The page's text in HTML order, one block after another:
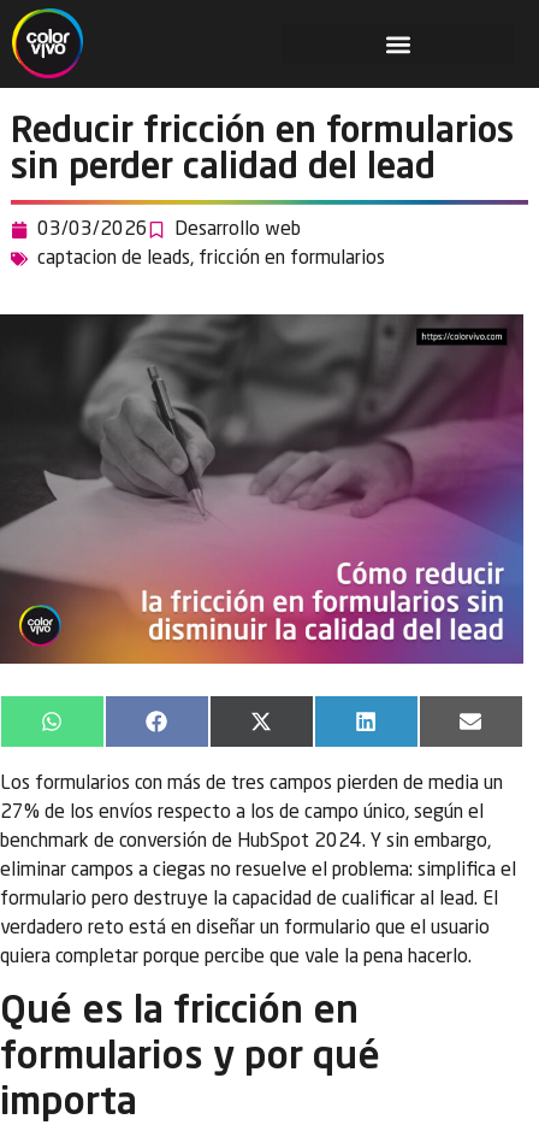
Reducir fricción en formularios
sin perder calidad del lead
03/03/2026
Desarrollo web
captacion de leads, fricción en formularios
WhatsApp Facebook
X
(Twitter)
LinkedIn Email
Los formularios con más de tres campos pierden de media un
27% de los envíos respecto a los de campo único, según el
benchmark de conversión de HubSpot 2024. Y sin embargo,
eliminar campos a ciegas no resuelve el problema: simplifica el
formulario pero destruye la capacidad de cualificar al lead. El
verdadero reto está en diseñar un formulario que el usuario
quiera completar porque percibe que vale la pena hacerlo.
Qué es la fricción en
formularios y por qué
importa